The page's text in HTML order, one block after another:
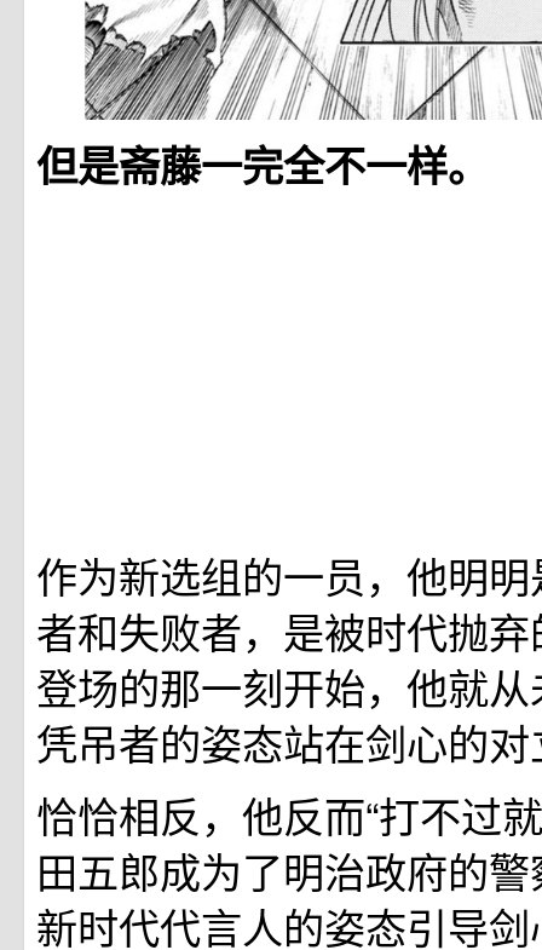
但是斋藤一完全不一样。
作为新选组的一员，他明
者和失败者，是被时代抛
登场的那一刻开始，他就
凭吊者的姿态站在剑心的
恰恰相反，他反而“打不过
田五郎成为了明治政府的
新时代代言人的姿态引导